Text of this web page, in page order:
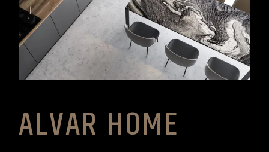
ALVAR HOME